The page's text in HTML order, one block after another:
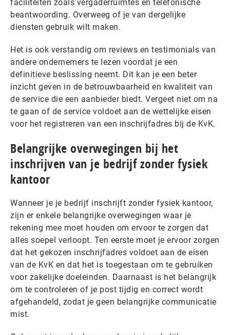
faciliteiten zoals vergaderruimtes en telefonische
beantwoording. Overweeg of je van dergelijke
diensten gebruik wilt maken.
Het is ook verstandig om reviews en testimonials van
andere ondernemers te lezen voordat je een
definitieve beslissing neemt. Dit kan je een beter
inzicht geven in de betrouwbaarheid en kwaliteit van
de service die een aanbieder biedt. Vergeet niet om na
te gaan of de service voldoet aan de wettelijke eisen
voor het registreren van een inschrijfadres bij de KvK.
Belangrijke overwegingen bij het
inschrijven van je bedrijf zonder fysiek
kantoor
Wanneer je je bedrijf inschrijft zonder fysiek kantoor,
zijn er enkele belangrijke overwegingen waar je
rekening mee moet houden om ervoor te zorgen dat
alles soepel verloopt. Ten eerste moet je ervoor zorgen
dat het gekozen inschrijfadres voldoet aan de eisen
van de KvK en dat het is toegestaan om te gebruiken
voor zakelijke doeleinden. Daarnaast is het belangrijk
om te controleren of je post tijdig en correct wordt
afgehandeld, zodat je geen belangrijke communicatie
mist.